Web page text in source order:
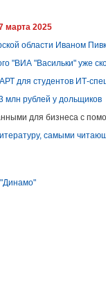
марта 2025
области Иваном
"ВИА "Васильки" уже
для студентов ИТ-
млн рублей у дольщиков
для бизнеса с
самыми
"Динамо"